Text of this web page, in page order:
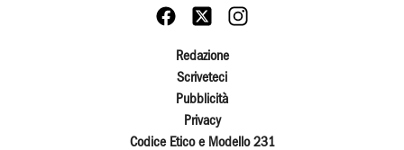
Redazione
Scriveteci
Pubblicità
Privacy
Codice Etico e Modello 231